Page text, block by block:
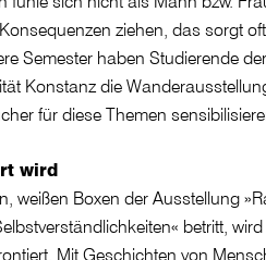
ziehen, das sorgt
Semester haben Studierende
Konstanz die
für diese Themen
wird
weißen Boxen der Ausstellung
betritt,
Mit Geschichten von